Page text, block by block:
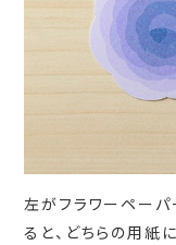
左がフラワーペーパ
ると、どちらの用紙